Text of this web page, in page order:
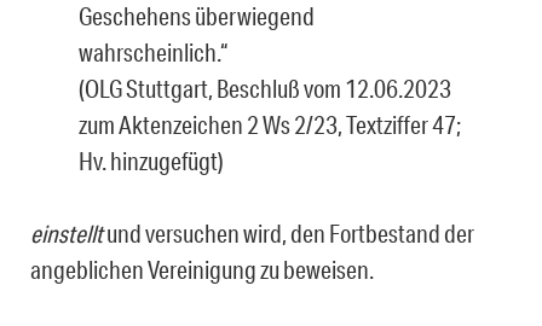
Geschehens überwiegend
wahrscheinlich.“
(OLG Stuttgart, Beschluß vom 12.06.2023
zum Aktenzeichen 2 Ws 2/23, Textziffer 47;
Hv. hinzugefügt)
einstelltund versuchen wird, den Fortbestand der
angeblichen Vereinigung zu bewei­sen.